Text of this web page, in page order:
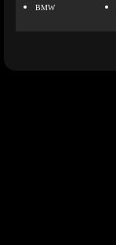
BMW